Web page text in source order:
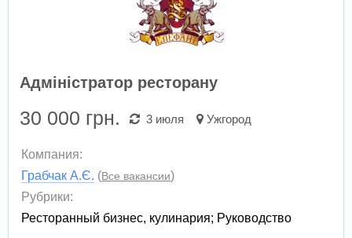
Адміністратор ресторану
30 000 грн. 3 июля Ужгород
Компания:
Грабчак А.Є. (Все вакансии)
Рубрики:
Ресторанный бизнес, кулинария; Руководство